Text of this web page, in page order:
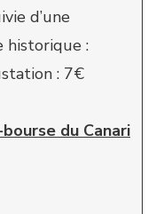
d’une
:
: 7€
du Canari